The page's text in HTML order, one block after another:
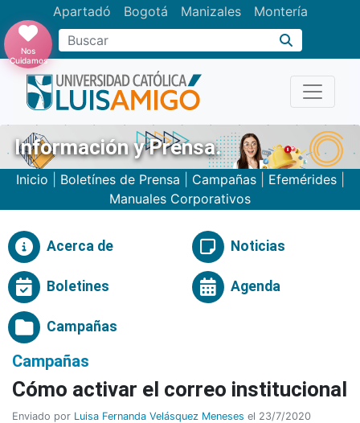
Apartadó Bogotá Manizales Montería
Buscar
Nos
Cuidamos
Información y Prensa.
Inicio Boletínes de Prensa Campañas| Efemérides|
Manuales Corporativos
Acerca de Noticias
Boletines Agenda
Campañas
Campañas
Cómo activar el correo institucional
Enviado por Luisa Fernanda Velásquez Meneses el 23/7/2020